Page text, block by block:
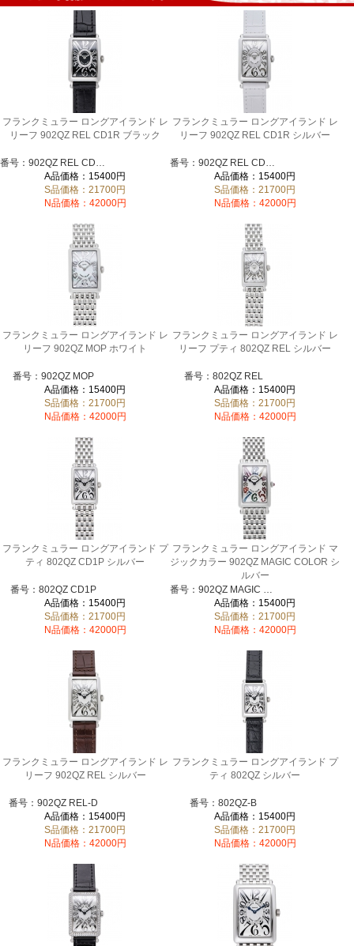
フランクミュラー ロングアイランド レ
リーフ 902QZ REL CD1R ブラック
A品価格：15400円
S品価格：21700円
N品価格：42000円
フランクミュラー ロングアイランド レ
リーフ 902QZ REL CD1R シルバー
A品価格：15400円
S品価格：21700円
N品価格：42000円
フランクミュラー ロングアイランド レ
リーフ 902QZ MOP ホワイト
番号：902QZ MOP
A品価格：15400円
S品価格：21700円
N品価格：42000円
フランクミュラー ロングアイランド レ
リーフ プティ 802QZ REL シルバー
番号：802QZ REL
A品価格：15400円
S品価格：21700円
N品価格：42000円
フランクミュラー ロングアイランド プ
ティ 802QZ CD1P シルバー
番号：802QZ CD1P
A品価格：15400円
S品価格：21700円
N品価格：42000円
フランクミュラー ロングアイランド マ
ジックカラー 902QZ MAGIC COLOR シ
ルバー
A品価格：15400円
S品価格：21700円
N品価格：42000円
フランクミュラー ロングアイランド レ
リーフ 902QZ REL シルバー
番号：902QZ REL-D
A品価格：15400円
S品価格：21700円
N品価格：42000円
フランクミュラー ロングアイランド プ
ティ 802QZ シルバー
番号：802QZ-B
A品価格：15400円
S品価格：21700円
N品価格：42000円